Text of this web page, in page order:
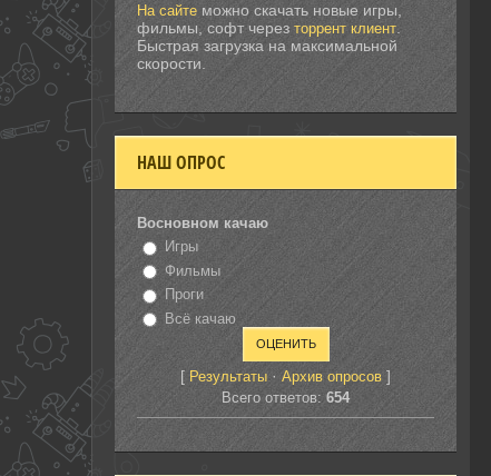
На сайте можно скачать новые игры,
фильмы, софт через торрент клиент
Быстрая загрузка на максимальной
скорости.
НАШ ОПРОС
Восновном качаю
Игры
Фильмы
Проги
Всё качаю
[ Результаты·Архив опросов ]
Всего ответов:654